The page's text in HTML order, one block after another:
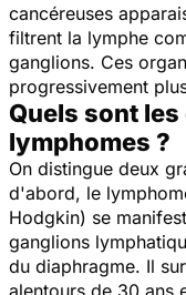
cancéreuses
filtrent la lymphe
ganglions. Ces
progressivement
Quels sont
lymphomes ?
On distingue deux
d'abord, le
Hodgkin) se
ganglions
du diaphragme. Il